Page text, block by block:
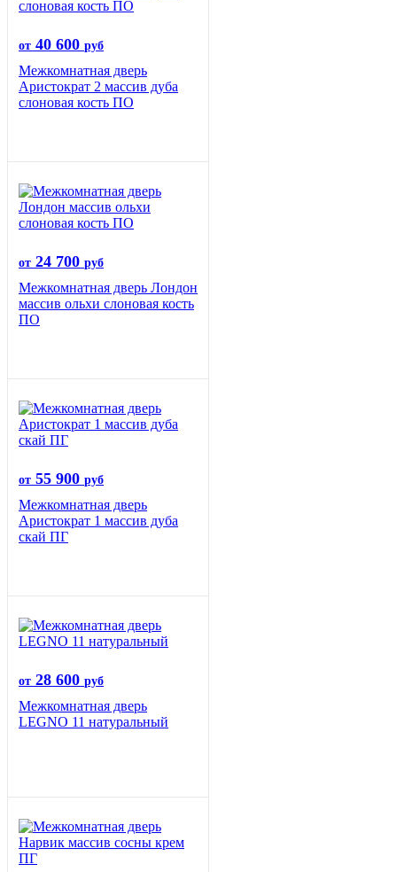
от 40 600 руб
Межкомнатная дверь
Аристократ 2 массив дуба
слоновая кость ПО
от 24 700 руб
Межкомнатная дверь Лондон
массив ольхи слоновая кость
ПО
от 55 900 руб
Межкомнатная дверь
Аристократ 1 массив дуба
скай ПГ
от 28 600 руб
Межкомнатная дверь
LEGNO 11 натуральный